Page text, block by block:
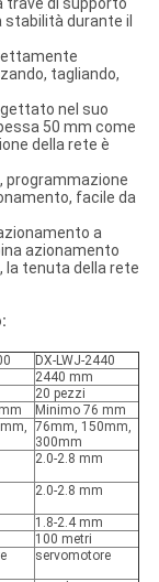
trave di supporto
stabilità durante il
tagliando,
nel suo
50 mm come
della rete è
programmazione
facile da
a
azionamento
la tenuta della rete
DX-LWJ-2440
2440 mm
20 pezzi
Minimo 76 mm
76mm, 150mm,
300mm
2.0-2.8 mm
2.0-2.8 mm
1.8-2.4 mm
100 metri
servomotore